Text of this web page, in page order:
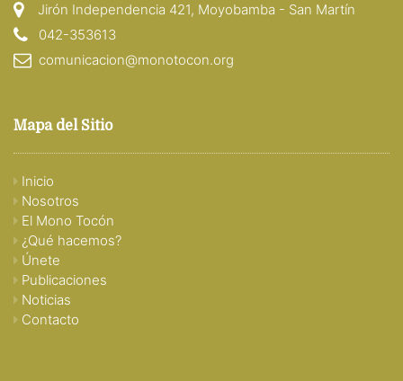
Jirón Independencia 421, Moyobamba - San Martín
042-353613
comunicacion@monotocon.org
Mapa del Sitio
Inicio
Nosotros
El Mono Tocón
¿Qué hacemos?
Únete
Publicaciones
Noticias
Contacto